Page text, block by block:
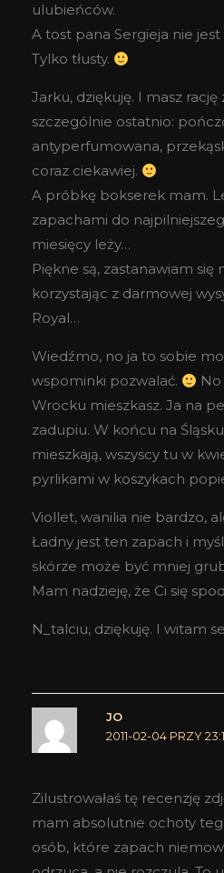
ulubieńców.
A tost pana Sergieja nie jest
Tylko tłusty.
Jarku, dziękuję. I masz rację
szczególnie ostatnio:
antyperfumowana,
coraz ciekawiej.
A próbkę bokserek mam.
zapachami do
miesięcy leży…
Piękne są, zastanawiam się
korzystając z darmowej
Royal…
Wiedźmo, no ja to sobie
wspominki pozwalać.
Wrocku mieszkasz. Ja na
zadupiu. W końcu na
mieszkają, wszyscy tu w
pyrlikami w koszykach
Viollet, wanilia nie bardzo,
Ładny jest ten zapach i
skórze może być mniej
Mam nadzieję, że Ci się
N_talciu, dziękuję. I witam
JO
2011-02-04 PRZY
Zilustrowałaś tę recenzję
mam absolutnie ochoty
osób, które zapach